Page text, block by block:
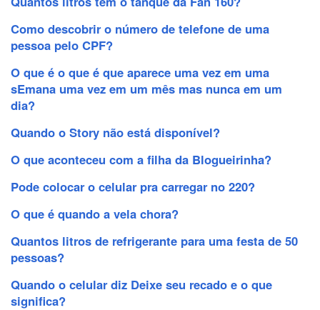
Como descobrir o número de telefone de uma
pessoa pelo CPF?
O que é o que é que aparece uma vez em uma
sEmana uma vez em um mês mas nunca em um
dia?
Quando o Story não está disponível?
O que aconteceu com a filha da Blogueirinha?
Pode colocar o celular pra carregar no 220?
O que é quando a vela chora?
Quantos litros de refrigerante para uma festa de 50
pessoas?
Quando o celular diz Deixe seu recado e o que
significa?